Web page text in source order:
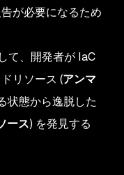
が必要になるため
て、開発者が IaC
リソース (アンマ
状態から逸脱した
ース) を発見する